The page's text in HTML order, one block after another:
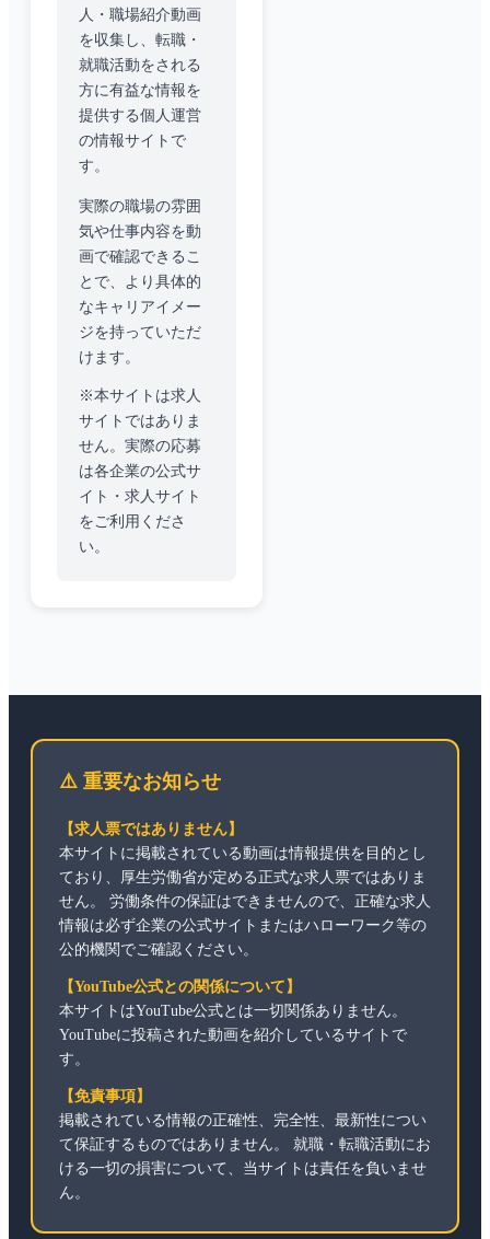
人・職場紹介動画
を収集し、転職・
就職活動をされる
方に有益な情報を
提供する個人運営
の情報サイトで
す。
実際の職場の雰囲
気や仕事内容を動
画で確認できるこ
とで、より具体的
なキャリアイメー
ジを持っていただ
けます。
※本サイトは求人
サイトではありま
せん。実際の応募
は各企業の公式サ
イト・求人サイト
をご利用くださ
い。
⚠️ 重要なお知らせ
【求人票ではありません】
本サイトに掲載されている動画は情報提供を目的とし
ており、厚生労働省が定める正式な求人票ではありま
せん。 労働条件の保証はできませんので、正確な求人
情報は必ず企業の公式サイトまたはハローワーク等の
公的機関でご確認ください。
【YouTube公式との関係について】
本サイトはYouTube公式とは一切関係ありません。
YouTubeに投稿された動画を紹介しているサイトで
す。
【免責事項】
掲載されている情報の正確性、完全性、最新性につい
て保証するものではありません。 就職・転職活動にお
ける一切の損害について、当サイトは責任を負いませ
ん。